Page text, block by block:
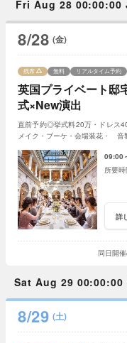
Fri Aug 28 00:00:00
8/28 (金)
英国プライベート邸
式×New演出
残席 無料 リアルタイム予約
直前予約◎挙式料20万・ドレス
メイク・ブーケ・会場装花・
09:00
詳
同日開
Sat Aug 29 00:00:00
8/29 (土)